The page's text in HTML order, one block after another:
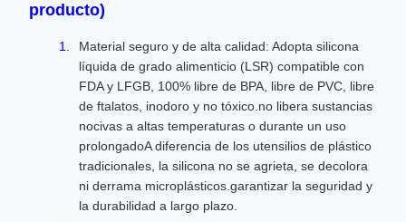
producto)
Material seguro y de alta calidad: Adopta silicona
líquida de grado alimenticio (LSR) compatible con
FDA y LFGB, 100% libre de BPA, libre de PVC, libre
de ftalatos, inodoro y no tóxico.no libera sustancias
nocivas a altas temperaturas o durante un uso
prolongadoA diferencia de los utensilios de plástico
tradicionales, la silicona no se agrieta, se decolora
ni derrama microplásticos.garantizar la seguridad y
la durabilidad a largo plazo.